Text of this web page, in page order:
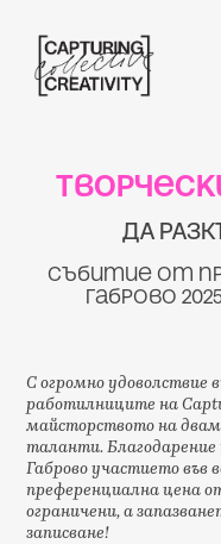
ДА
Събитие от
Габрово
С огромно удоволствие
работилниците на
майсторството на
таланти.
Габрово участието във
преференциална цена
ограничени, а
записване!